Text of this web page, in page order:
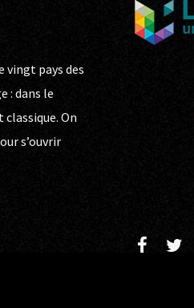
vingt pays des
: dans le
classique. On
s’ouvrir